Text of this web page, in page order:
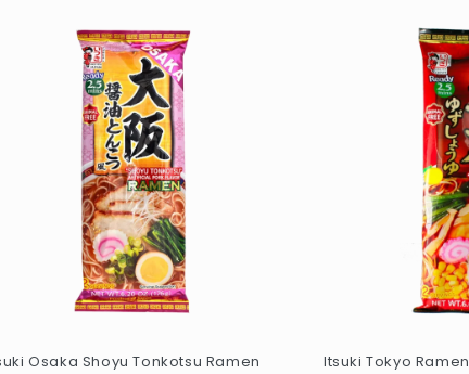
Osaka Shoyu Tonkotsu Ramen
Itsuki Tokyo Ramen